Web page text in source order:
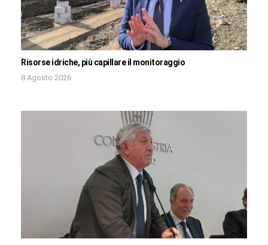
Risorse idriche, più capillare il monitoraggio
8 Agosto 2026